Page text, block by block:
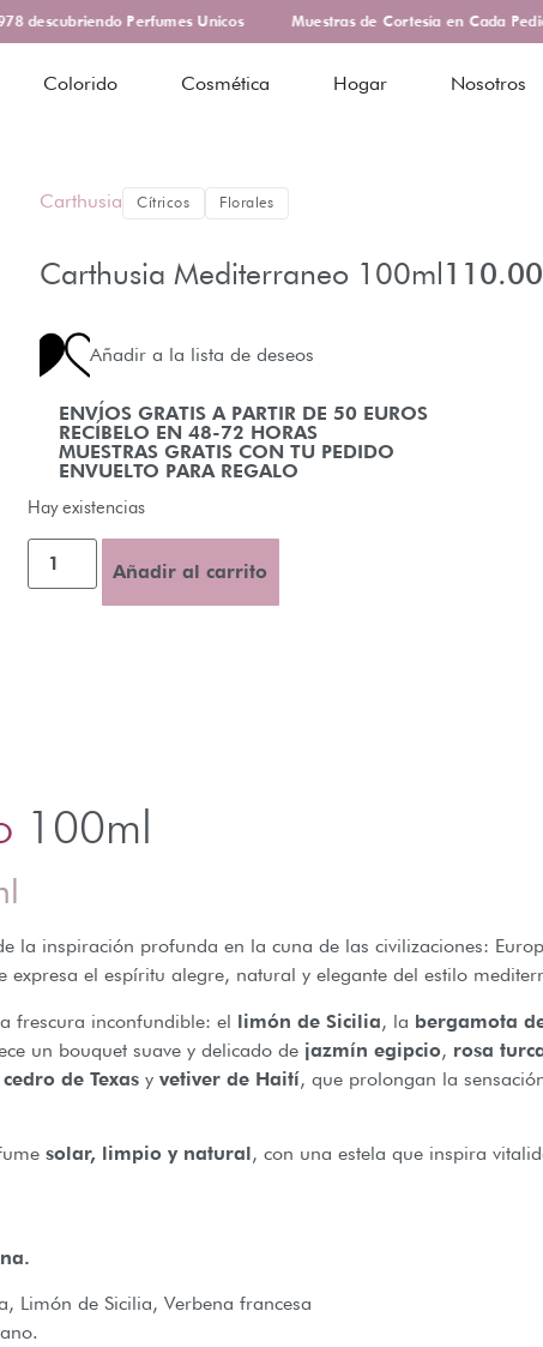
descubriendo Perfumes Unicos Muestras de Cortesía en Cada Pedido
Colorido Cosmética Hogar Nosotros
Carthusia Cítricos Florales
Carthusia Mediterraneo 100ml110.00
Añadir a la lista de deseos
ENVÍOS GRATIS A PARTIR DE 50 EUROS
RECÍBELO EN 48-72 HORAS
MUESTRAS GRATIS CON TU PEDIDO
ENVUELTO PARA REGALO
Hay existencias
Añadir al carrito
100ml
la inspiración profunda en la cuna de las civilizaciones:
el espíritu alegre, natural y elegante del estilo
frescura inconfundible: el limón de Sicilia, la bergamota
un bouquet suave y delicado de jazmín egipcio, rosa
cedro de Texas y vetiver de Haití, que prolongan la
solar, limpio y natural, con una estela que inspira
Limón de Sicilia, Verbena francesa